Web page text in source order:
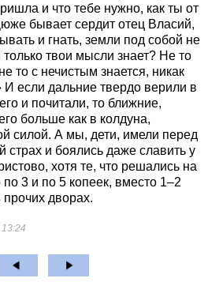
и что тебе нужно, как ты от
бывает сердит отец Власий,
и гнать, земли под собой не
твои мысли знает? Не то
то с нечистым знается, никак
если дальние твердо верили в
и почитали, то ближние,
больше как в колдуна,
силой. А мы, дети, имели перед
и боялись даже славить у
хотя те, что решались на
по 3 и по 5 копеек, вместо 1–2
прочих дворах.
13:24